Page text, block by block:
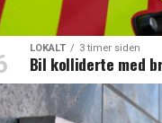
LOKALT 3 timer siden
Bil kolliderte med